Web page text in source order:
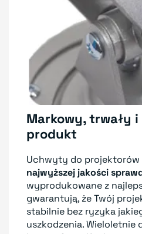
Markowy, trwały
produkt
Uchwyty do projektorów
najwyższej jakości
wyprodukowane z
gwarantują, że Twój
stabilnie bez ryzyka
uszkodzenia. Wieloletnie